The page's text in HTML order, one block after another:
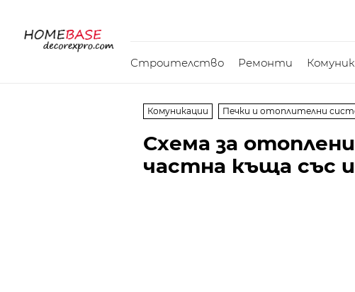
Строителство Ремонти
Комуникации Печки и отоплителни
Схема за
частна къща със